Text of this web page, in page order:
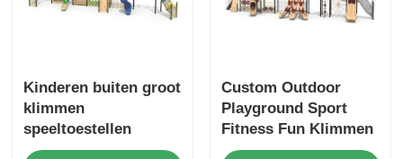
Kinderen buiten groot
klimmen
speeltoestellen
amusement
Custom Outdoor
Playground Sport
Fitness Fun Klimmen
met glijbaan